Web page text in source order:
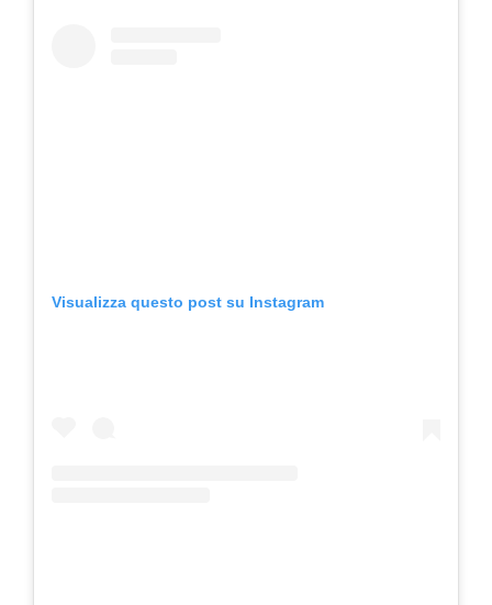
Visualizza questo post su Instagram